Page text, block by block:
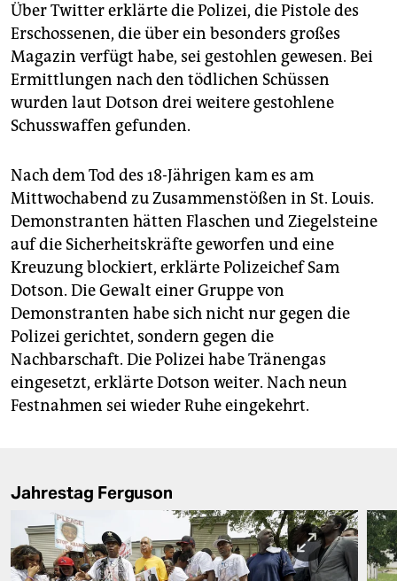
Über Twitter erklärte die Polizei, die Pistole des
Erschossenen, die über ein besonders großes
Magazin verfügt habe, sei gestohlen gewesen. Bei
Ermittlungen nach den tödlichen Schüssen
wurden laut Dotson drei weitere gestohlene
Schusswaffen gefunden.
Nach dem Tod des 18-Jährigen kam es am
Mittwochabend zu Zusammenstößen in St. Louis.
Demonstranten hätten Flaschen und Ziegelsteine
auf die Sicherheitskräfte geworfen und eine
Kreuzung blockiert, erklärte Polizeichef Sam
Dotson. Die Gewalt einer Gruppe von
Demonstranten habe sich nicht nur gegen die
Polizei gerichtet, sondern gegen die
Nachbarschaft. Die Polizei habe Tränengas
eingesetzt, erklärte Dotson weiter. Nach neun
Festnahmen sei wieder Ruhe eingekehrt.
Jahrestag Ferguson